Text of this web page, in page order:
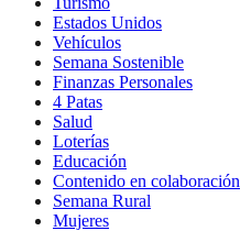
Estados Unidos
Vehículos
Semana Sostenible
Finanzas Personales
4 Patas
Salud
Loterías
Educación
Contenido en colaboración
Semana Rural
Mujeres